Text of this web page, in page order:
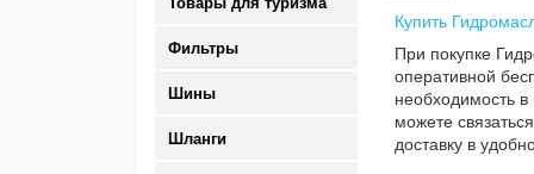
Фильтры
Шины
Шланги
Купить
При покупке
оперативной
необходимость
можете
доставку в